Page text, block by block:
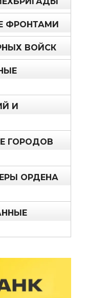
ФРОНТАМИ
ВОЙСК
И
ГОРОДОВ
ОРДЕНА